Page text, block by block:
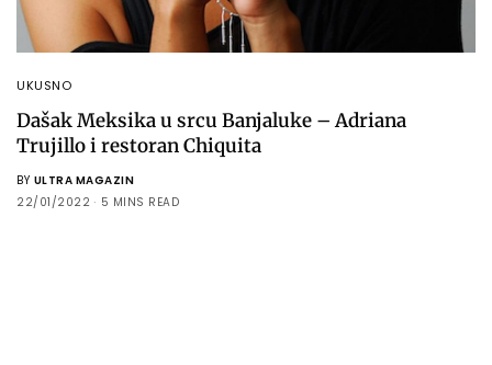
UKUSNO
Dašak Meksika u srcu Banjaluke – Adriana
Trujillo i restoran Chiquita
BY ULTRA MAGAZIN
22/01/2022
5 MINS READ